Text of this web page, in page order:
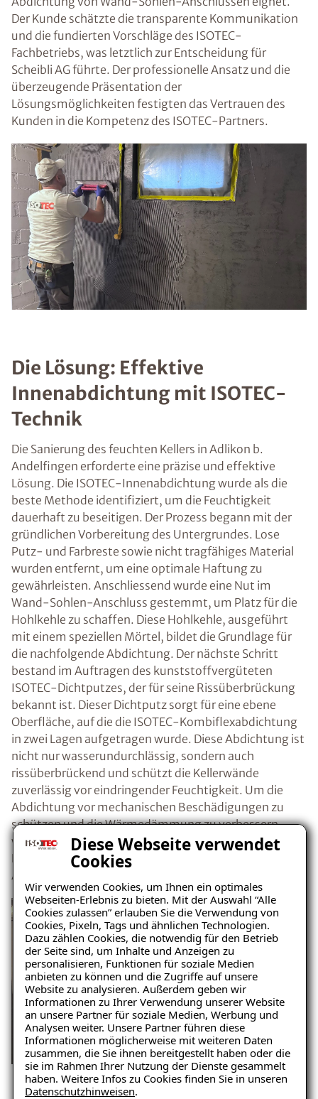
Diese Webseite verwendet
Cookies
Wir verwenden Cookies, um Ihnen ein optimales
Webseiten-Erlebnis zu bieten. Mit der Auswahl “Alle
Cookies zulassen” erlauben Sie die Verwendung von
Cookies, Pixeln, Tags und ähnlichen Technologien.
Dazu zählen Cookies, die notwendig für den Betrieb
der Seite sind, um Inhalte und Anzeigen zu
personalisieren, Funktionen für soziale Medien
anbieten zu können und die Zugriffe auf unsere
Website zu analysieren. Außerdem geben wir
Informationen zu Ihrer Verwendung unserer Website
an unsere Partner für soziale Medien, Werbung und
Analysen weiter. Unsere Partner führen diese
Informationen möglicherweise mit weiteren Daten
zusammen, die Sie ihnen bereitgestellt haben oder die
sie im Rahmen Ihrer Nutzung der Dienste gesammelt
haben. Weitere Infos zu Cookies finden Sie in unseren
Datenschutzhinweisen.
Der Kunde schätzte die transparente Kommunikation
und die fundierten Vorschläge des ISOTEC-
Fachbetriebs, was letztlich zur Entscheidung für
Scheibli AG führte. Der professionelle Ansatz und die
überzeugende Präsentation der
Lösungsmöglichkeiten festigten das Vertrauen des
Kunden in die Kompetenz des ISOTEC-Partners.
Die Lösung: Effektive
Innenabdichtung mit ISOTEC-
Technik
Die Sanierung des feuchten Kellers in Adlikon b.
Andelfingen erforderte eine präzise und effektive
Lösung. Die ISOTEC-Innenabdichtung wurde als die
beste Methode identifiziert, um die Feuchtigkeit
dauerhaft zu beseitigen. Der Prozess begann mit der
gründlichen Vorbereitung des Untergrundes. Lose
Putz- und Farbreste sowie nicht tragfähiges Material
wurden entfernt, um eine optimale Haftung zu
gewährleisten. Anschliessend wurde eine Nut im
Wand-Sohlen-Anschluss gestemmt, um Platz für die
Hohlkehle zu schaffen. Diese Hohlkehle, ausgeführt
mit einem speziellen Mörtel, bildet die Grundlage für
die nachfolgende Abdichtung. Der nächste Schritt
bestand im Auftragen des kunststoffvergüteten
ISOTEC-Dichtputzes, der für seine Rissüberbrückung
bekannt ist. Dieser Dichtputz sorgt für eine ebene
Oberfläche, auf die die ISOTEC-Kombiflexabdichtung
in zwei Lagen aufgetragen wurde. Diese Abdichtung ist
nicht nur wasserundurchlässig, sondern auch
rissüberbrückend und schützt die Kellerwände
zuverlässig vor eindringender Feuchtigkeit. Um die
Abdichtung vor mechanischen Beschädigungen zu
schützen und die Wärmedämmung zu verbessern,
wurde abschließend eine Schutzschicht aufgebracht.
Diese Massnahmen sorgten dafür, dass der Keller in
Adlikon b. Andelfingen nun langfristig trocken bleibt.